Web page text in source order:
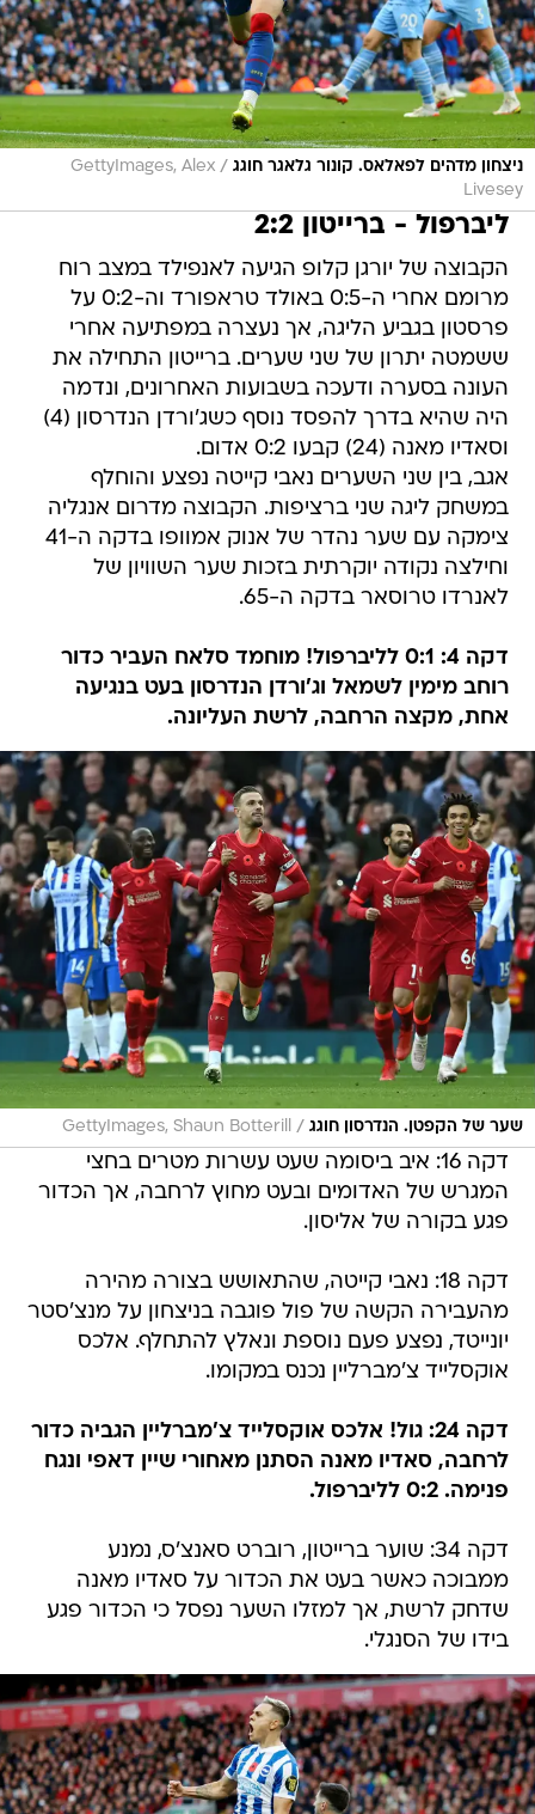
ניצחון מדהים לפאלאס. קונור גלאגר חוגג /
GettyImages, Alex
Livesey
ליברפול - ברייטון 2:2
הקבוצה של יורגן קלופ הגיעה לאנפילד במצב רוח
מרומם אחרי ה-0:5 באולד טראפורד וה-0:2 על
פרסטון בגביע הליגה, אך נעצרה במפתיעה אחרי
ששמטה יתרון של שני שערים. ברייטון התחילה את
העונה בסערה ודעכה בשבועות האחרונים, ונדמה
היה שהיא בדרך להפסד נוסף כשג'ורדן הנדרסון (4)
וסאדיו מאנה (24) קבעו 0:2 אדום.
אגב, בין שני השערים נאבי קייטה נפצע והוחלף
במשחק ליגה שני ברציפות. הקבוצה מדרום אנגליה
צימקה עם שער נהדר של אנוק אמוופו בדקה ה-41
וחילצה נקודה יוקרתית בזכות שער השוויון של
לאנרדו טרוסאר בדקה ה-65.
דקה 4: 0:1 לליברפול! מוחמד סלאח העביר כדור
רוחב מימין לשמאל וג'ורדן הנדרסון בעט בנגיעה
אחת, מקצה הרחבה, לרשת העליונה.
שער של הקפטן. הנדרסון חוגג /
GettyImages, Shaun Botterill
דקה 16: איב ביסומה שעט עשרות מטרים בחצי
המגרש של האדומים ובעט מחוץ לרחבה, אך הכדור
פגע בקורה של אליסון.
דקה 18: נאבי קייטה, שהתאושש בצורה מהירה
מהעבירה הקשה של פול פוגבה בניצחון על מנצ'סטר
יונייטד, נפצע פעם נוספת ונאלץ להתחלף. אלכס
אוקסלייד צ'מברליין נכנס במקומו.
דקה 24: גול! אלכס אוקסלייד צ'מברליין הגביה כדור
לרחבה, סאדיו מאנה הסתנן מאחורי שיין דאפי ונגח
פנימה. 0:2 לליברפול.
דקה 34: שוער ברייטון, רוברט סאנצ'ס, נמנע
ממבוכה כאשר בעט את הכדור על סאדיו מאנה
שדחק לרשת, אך למזלו השער נפסל כי הכדור פגע
בידו של הסנגלי.